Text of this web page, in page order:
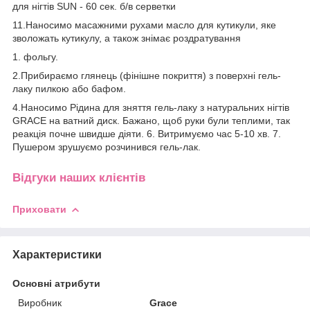
для нігтів SUN - 60 сек. б/в серветки
11.Наносимо масажними рухами масло для кутикули, яке
зволожать кутикулу, а також знімає роздратування
1. фольгу.
2.Прибираємо глянець (фінішне покриття) з поверхні гель-
лаку пилкою або бафом.
4.Наносимо Рідина для зняття гель-лаку з натуральних нігтів
GRACE на ватний диск. Бажано, щоб руки були теплими, так
реакція почне швидше діяти. 6. Витримуємо час 5-10 хв. 7.
Пушером зрушуємо розчинився гель-лак.
Відгуки наших клієнтів
Приховати
Характеристики
Основні атрибути
Виробник
Grace